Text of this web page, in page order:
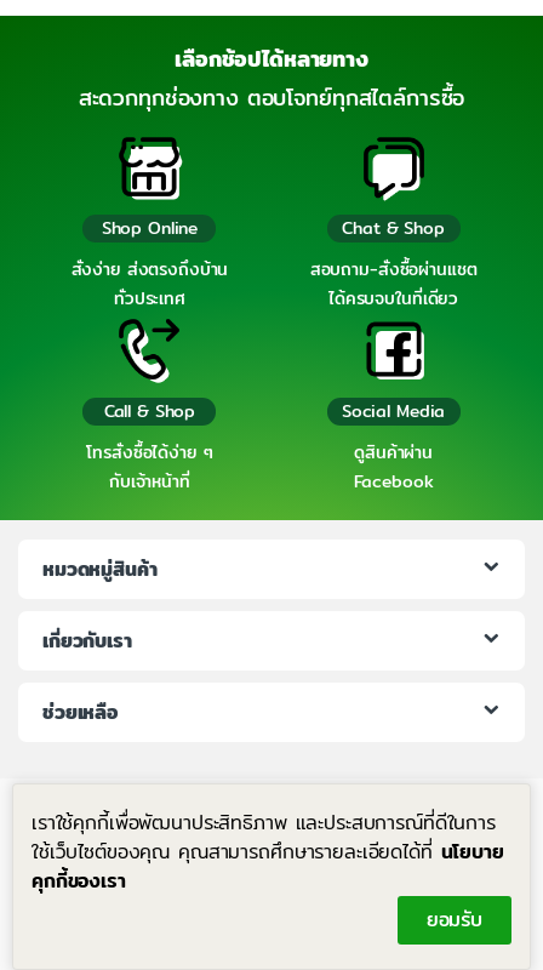
เลือกช้อปได้หลายทาง
สะดวกทุกช่องทาง ตอบโจทย์ทุกสไตล์การซื้อ
Shop Online
สั่งง่าย ส่งตรงถึงบ้าน
ทั่วประเทศ
Chat & Shop
สอบถาม-สั่งซื้อผ่านแชต
ได้ครบจบในที่เดียว
Call & Shop
โทรสั่งซื้อได้ง่าย ๆ
กับเจ้าหน้าที่
Social Media
ดูสินค้าผ่าน
Facebook
หมวดหมู่สินค้า
เกี่ยวกับเรา
ช่วยเหลือ
เราใช้คุกกี้เพื่อพัฒนาประสิทธิภาพ และประสบการณ์ที่ดีในการ
ใช้เว็บไซต์ของคุณ คุณสามารถศึกษารายละเอียดได้ที่ นโยบาย
คุกกี้ของเรา
ยอมรับ